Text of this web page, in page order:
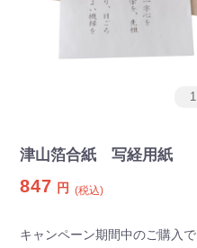
1
津山箔合紙 写経用紙
847 円 (税込)
キャンペーン期間中のご購入で